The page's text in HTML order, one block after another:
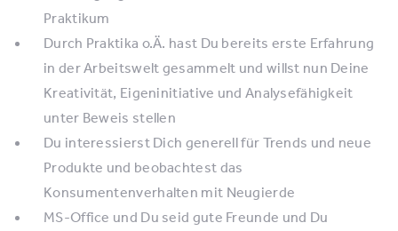
Praktikum
Durch Praktika o.Ä. hast Du bereits erste Erfahrung
in der Arbeitswelt gesammelt und willst nun Deine
Kreativität, Eigeninitiative und Analysefähigkeit
unter Beweis stellen
Du interessierst Dich generell für Trends und neue
Produkte und beobachtest das
Konsumentenverhalten mit Neugierde
MS-Office und Du seid gute Freunde und Du